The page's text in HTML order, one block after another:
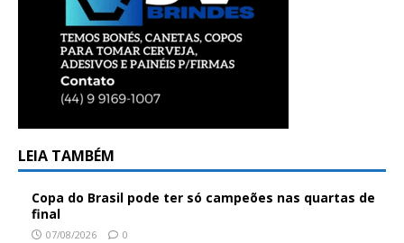
LEIA TAMBÉM
Copa do Brasil pode ter só campeões nas quartas de
final
07/08/2026 0